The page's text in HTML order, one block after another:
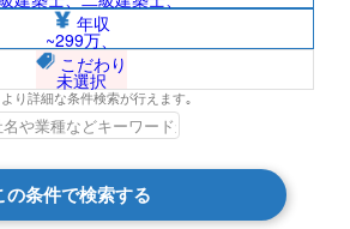
年収
~299万、
こだわり
未選択
り詳細な条件検索が行えます｡
の条件で検索する
株式会社の求人検索結果
一覧